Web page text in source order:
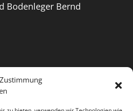
Bodenleger Bernd